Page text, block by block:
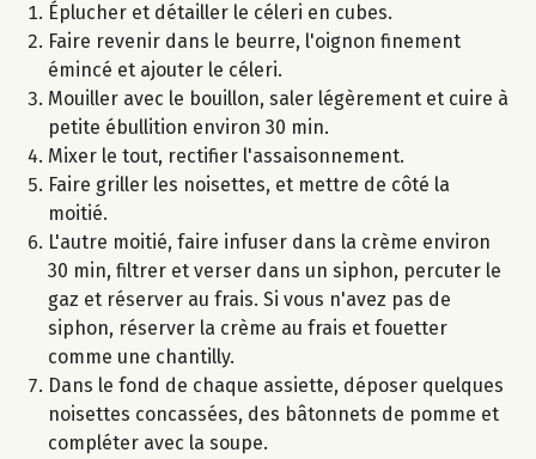
Éplucher et détailler le céleri en cubes.
Faire revenir dans le beurre, l'oignon finement
émincé et ajouter le céleri.
Mouiller avec le bouillon, saler légèrement et cuire à
petite ébullition environ 30 min.
Mixer le tout, rectifier l'assaisonnement.
Faire griller les noisettes, et mettre de côté la
moitié.
L'autre moitié, faire infuser dans la crème environ
30 min, filtrer et verser dans un siphon, percuter le
gaz et réserver au frais. Si vous n'avez pas de
siphon, réserver la crème au frais et fouetter
comme une chantilly.
Dans le fond de chaque assiette, déposer quelques
noisettes concassées, des bâtonnets de pomme et
compléter avec la soupe.